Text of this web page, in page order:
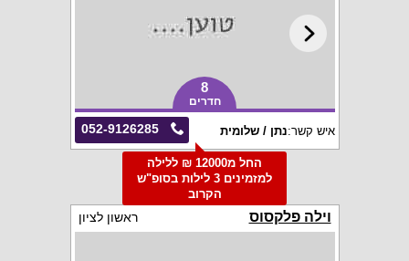
8
חדרים
052-9126285 איש קשר:נתן / שלומית
החל מ12000 ₪ ללילה
למזמינים 3 לילות בסופ"ש
הקרוב
וילה פלקסוס ראשון לציון